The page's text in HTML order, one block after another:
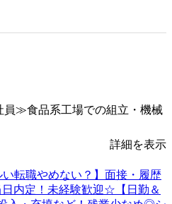
員≫食品系工場での組立・機械
詳細を表示